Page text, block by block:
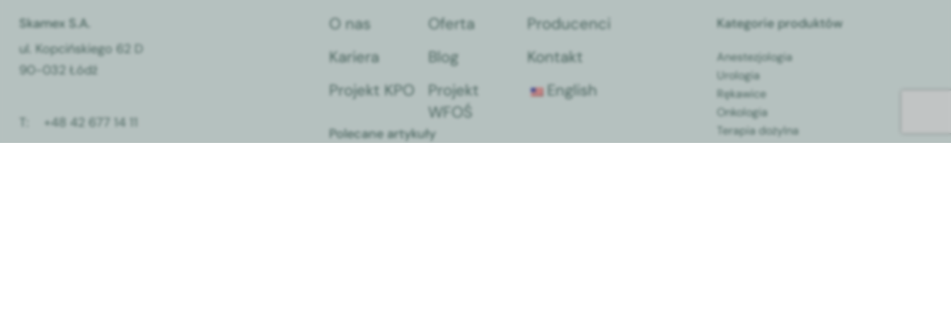
Skamex S.A.
ul. Kopcińskiego 62 D
90-032 Łódź
T:
+48 42 677 14 11
O nas Oferta
Producenci
Kariera
Blog
Kontakt
Projekt KPO
Projekt
WFOŚ
English
Polecane artykuły
Kategorie produktów
Anestezjologia
Urologia
Rękawice
Onkologia
Terapia dożylna